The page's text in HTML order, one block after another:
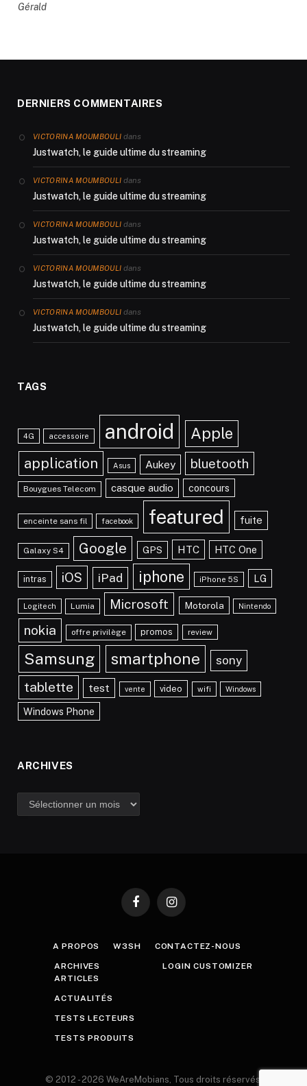
Gérald
DERNIERS COMMENTAIRES
VICTORINA MOUMBOULI dans
Justwatch, le guide ultime du streaming
VICTORINA MOUMBOULI dans
Justwatch, le guide ultime du streaming
VICTORINA MOUMBOULI dans
Justwatch, le guide ultime du streaming
VICTORINA MOUMBOULI dans
Justwatch, le guide ultime du streaming
VICTORINA MOUMBOULI dans
Justwatch, le guide ultime du streaming
TAGS
4G accessoire android Apple
application Asus Aukey bluetooth
Bouygues Telecom casque audio concours
enceinte sans fil facebook featured fuite
Galaxy S4 Google GPS HTC HTC One
intras iOS iPad iphone iPhone 5S LG
Logitech Lumia Microsoft Motorola Nintendo
nokia offre privilège promos review
Samsung smartphone sony
tablette test vente video wifi Windows
Windows Phone
ARCHIVES
Archives
FacebookInstagram
A PROPOS W3SH CONTACTEZ-NOUS
ARCHIVES
ARTICLES
ACTUALITÉS
TESTS LECTEURS
TESTS PRODUITS
LOGIN CUSTOMIZER
© 2012 - 2026 WeAreMobians, Tous droits réservés.